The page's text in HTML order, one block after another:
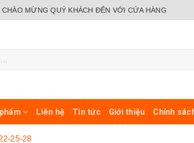
CHÀO MỪNG QUÝ KHÁCH ĐẾN VỚI CỬA HÀNG
Liên hệ Tin tức Giới thiệu Chính
25-28